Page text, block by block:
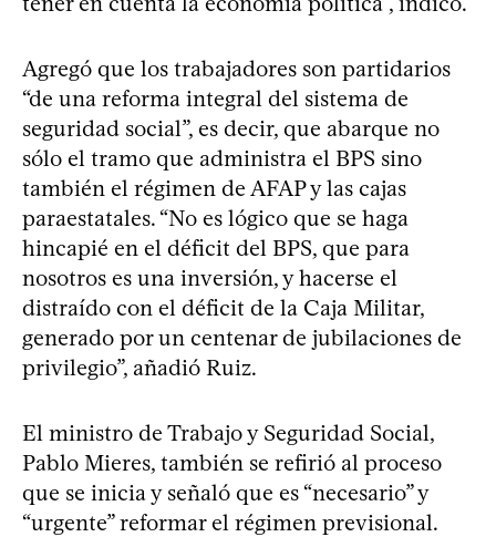
Agregó que los trabajadores son partidarios
“de una reforma integral del sistema de
seguridad social”, es decir, que abarque no
sólo el tramo que administra el BPS sino
también el régimen de AFAP y las cajas
paraestatales. “No es lógico que se haga
hincapié en el déficit del BPS, que para
nosotros es una inversión, y hacerse el
distraído con el déficit de la Caja Militar,
generado por un centenar de jubilaciones de
privilegio”, añadió Ruiz.
El ministro de Trabajo y Seguridad Social,
Pablo Mieres, también se refirió al proceso
que se inicia y señaló que es “necesario” y
“urgente” reformar el régimen previsional.